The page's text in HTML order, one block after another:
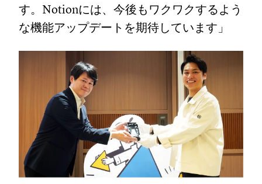
す。Notionには、今後もワクワクするよう
な機能アップデートを期待しています」